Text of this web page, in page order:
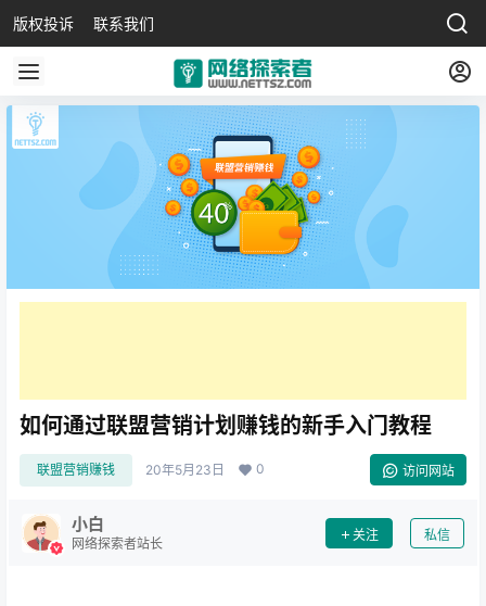
版权投诉 联系我们
如何通过联盟营销计划赚钱的新手入门教程
联盟营销赚钱 20年5月23日 0 访问网站
小白
网络探索者站长
关注 私信